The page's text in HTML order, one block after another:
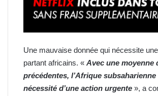
Une mauvaise donnée qui nécessite
partant africains. « Avec une moyenne
précédentes, l’Afrique
nécessité d’une action urgente », a